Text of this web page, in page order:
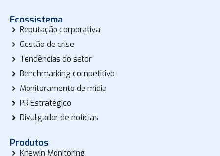
Ecossistema
Reputação corporativa
Gestão de crise
Tendências do setor
Benchmarking competitivo
Monitoramento de mídia
PR Estratégico
Divulgador de notícias
Produtos
Knewin Monitoring